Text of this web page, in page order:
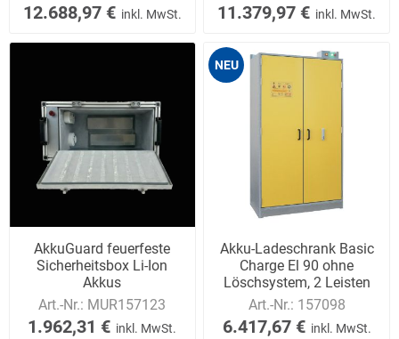
12.688,97 € inkl. MwSt. 11.379,97 € inkl. MwSt.
AkkuGuard feuerfeste
Sicherheitsbox Li-Ion
Akkus
Art.-Nr.: MUR157123
1.962,31 € inkl. MwSt.
NEU
Akku-Ladeschrank Basic
Charge El 90 ohne
Löschsystem, 2 Leisten
Art.-Nr.: 157098
6.417,67 € inkl. MwSt.